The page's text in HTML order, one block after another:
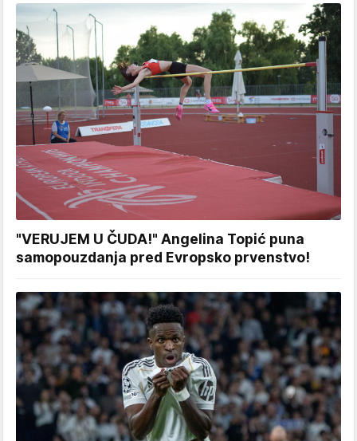
"VERUJEM U ČUDA!" Angelina Topić puna
samopouzdanja pred Evropsko prvenstvo!